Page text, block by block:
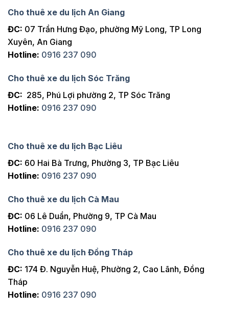
Cho thuê xe du lịch An Giang
ĐC: 07 Trần Hưng Đạo, phường Mỹ Long, TP Long
Xuyên, An Giang
Hotline: 0916 237 090
Cho thuê xe du lịch Sóc Trăng
ĐC: 285, Phú Lợi phường 2, TP Sóc Trăng
Hotline: 0916 237 090
Cho thuê xe du lịch Bạc Liêu
ĐC: 60 Hai Bà Trưng, Phường 3, TP Bạc Liêu
Hotline: 0916 237 090
Cho thuê xe du lịch Cà Mau
ĐC: 06 Lê Duẩn, Phường 9, TP Cà Mau
Hotline: 0916 237 090
Cho thuê xe du lịch Đồng Tháp
ĐC: 174 Đ. Nguyễn Huệ, Phường 2, Cao Lãnh, Đồng
Tháp
Hotline: 0916 237 090